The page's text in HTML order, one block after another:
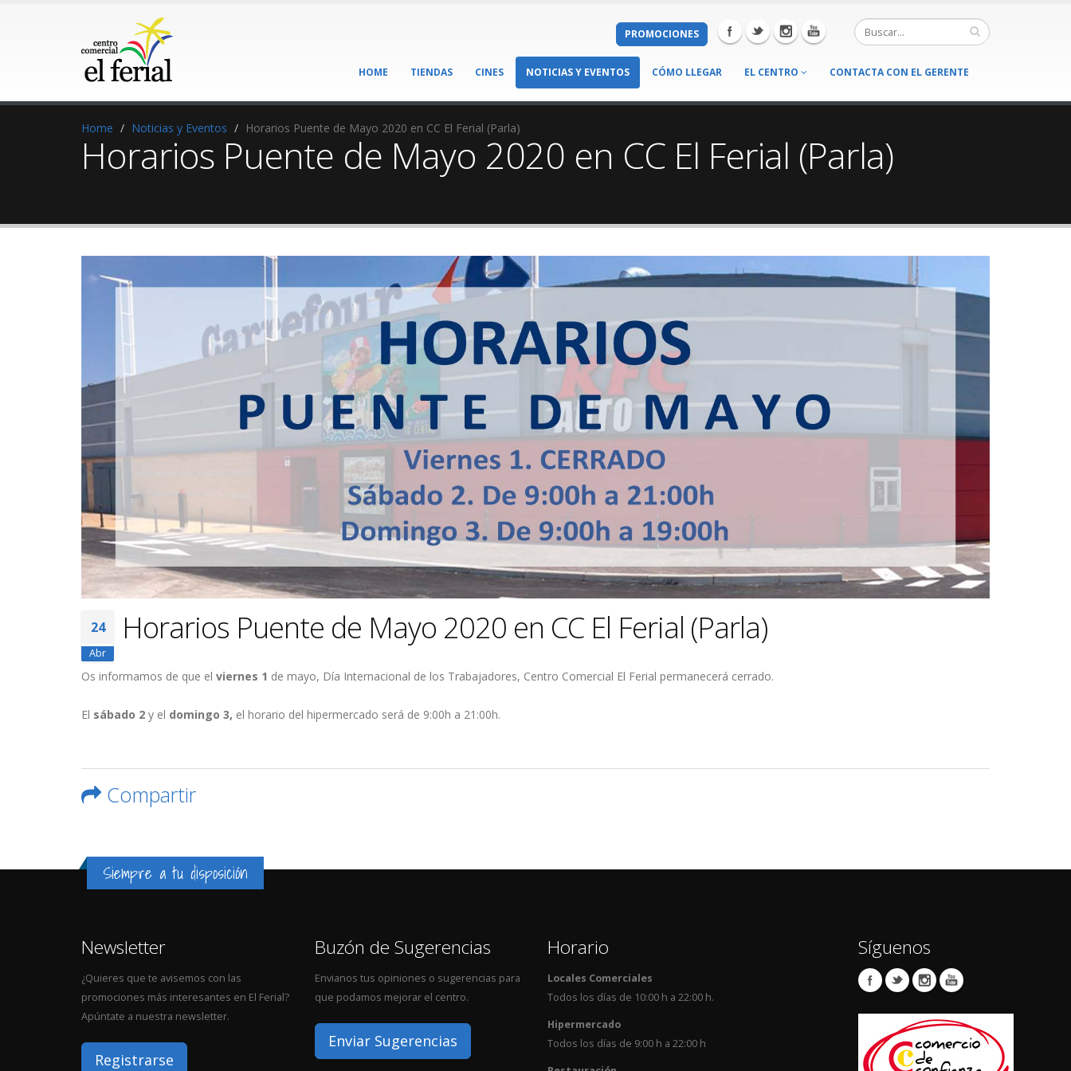
PROMOCIONES
HOME TIENDAS CINES NOTICIAS Y EVENTOS CÓMO LLEGAR EL CENTRO CONTACTA CON EL GERENTE
Home Noticias y Eventos Horarios Puente de Mayo 2020 en CC El Ferial (Parla)
Horarios Puente de Mayo 2020 en CC El Ferial (Parla)
24
Abr
Horarios Puente de Mayo 2020 en CC El Ferial (Parla)
Os informamos de que el viernes 1 de mayo, Día Internacional de los Trabajadores, Centro Comercial El Ferial permanecerá cerrado.
El sábado 2 y el domingo 3, el horario del hipermercado será de 9:00h a 21:00h.
Compartir
Siempre a tu disposición
Newsletter
¿Quieres que te avisemos con las
promociones más interesantes en El Ferial?
Apúntate a nuestra newsletter.
Registrarse
Buzón de Sugerencias
Envianos tus opiniones o sugerencias para
que podamos mejorar el centro.
Enviar Sugerencias
Horario
Locales Comerciales
Todos los días de 10:00 h a 22:00 h.
Hipermercado
Todos los días de 9:00 h a 22:00 h
Síguenos